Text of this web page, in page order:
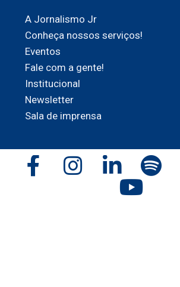
A Jornalismo Jr
Conheça nossos serviços!
Eventos
Fale com a gente!
Institucional
Newsletter
Sala de imprensa